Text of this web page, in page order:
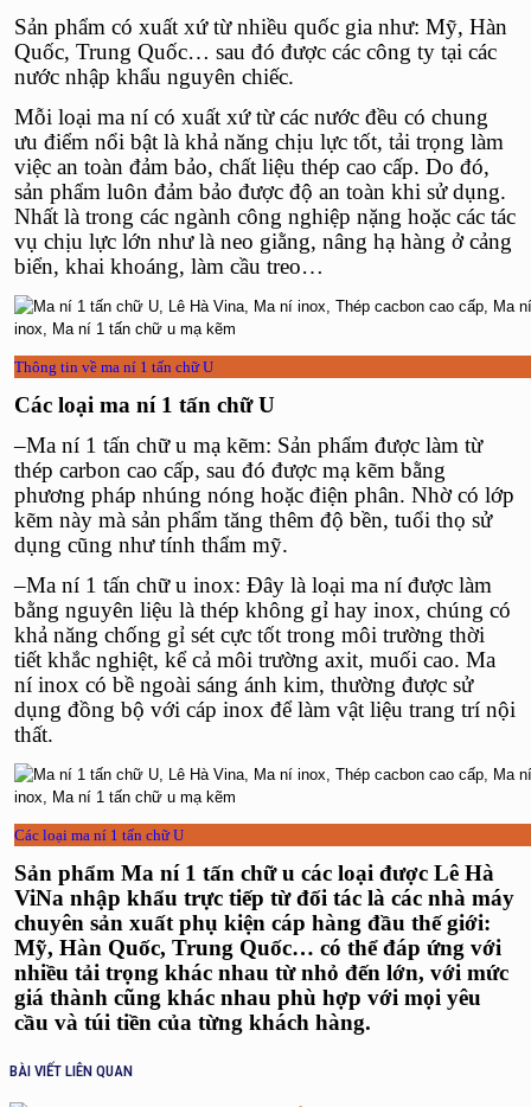
Sản phẩm có xuất xứ từ nhiều quốc gia như: Mỹ, Hàn
Quốc, Trung Quốc… sau đó được các công ty tại các
nước nhập khẩu nguyên chiếc.
Mỗi loại ma ní có xuất xứ từ các nước đều có chung
ưu điểm nổi bật là khả năng chịu lực tốt, tải trọng làm
việc an toàn đảm bảo, chất liệu thép cao cấp. Do đó,
sản phẩm luôn đảm bảo được độ an toàn khi sử dụng.
Nhất là trong các ngành công nghiệp nặng hoặc các tác
vụ chịu lực lớn như là neo giằng, nâng hạ hàng ở cảng
biển, khai khoáng, làm cầu treo…
Thông tin về ma ní 1 tấn chữ U
Các loại ma ní 1 tấn chữ U
–Ma ní 1 tấn chữ u mạ kẽm: Sản phẩm được làm từ
thép carbon cao cấp, sau đó được mạ kẽm bằng
phương pháp nhúng nóng hoặc điện phân. Nhờ có lớp
kẽm này mà sản phẩm tăng thêm độ bền, tuổi thọ sử
dụng cũng như tính thẩm mỹ.
–Ma ní 1 tấn chữ u inox: Đây là loại ma ní được làm
bằng nguyên liệu làthép không gỉ hay inox, chúng có
khả năng chống gỉ sét cực tốt trong môi trường thời
tiết khắc nghiệt, kể cả môi trường axit, muối cao.Ma
ní inox có bề ngoài sáng ánh kim, thường được sử
dụng đồng bộ với cáp inox để làm vật liệu trang trí nội
thất.
Các loại ma ní 1 tấn chữ U
Sản phẩm Ma ní 1 tấn chữ u các loại được Lê Hà
ViNa nhập khẩu trực tiếp từ đối tác là các nhà máy
chuyên sản xuất phụ kiện cáp hàng đầu thế giới:
Mỹ, Hàn Quốc, Trung Quốc… có thể đáp ứng với
nhiều tải trọng khác nhau từ nhỏ đến lớn, với mức
giá thành cũng khác nhau phù hợp với mọi yêu
cầu và túi tiền của từng khách hàng.
BÀI VIẾT LIÊN QUAN